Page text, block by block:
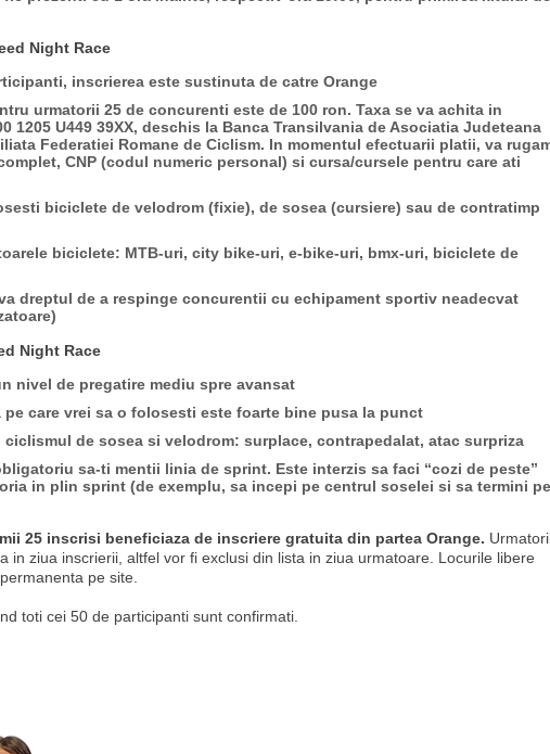
Night Race
inscrierea este sustinuta de catre Orange
urmatorii 25 de concurenti este de 100 ron. Taxa se va achita in
1205 U449 39XX, deschis la Banca Transilvania de Asociatia Judeteana
Federatiei Romane de Ciclism. In momentul efectuarii platii, va
CNP (codul numeric personal) si cursa/cursele pentru care ati
biciclete de velodrom (fixie), de sosea (cursiere) sau de contratimp
biciclete: MTB-uri, city bike-uri, e-bike-uri, bmx-uri, biciclete de
dreptul de a respinge concurentii cu echipament sportiv neadecvat
Night Race
nivel de pregatire mediu spre avansat
care vrei sa o folosesti este foarte bine pusa la punct
ciclismul de sosea si velodrom: surplace, contrapedalat, atac surpriza
sa-ti mentii linia de sprint. Este interzis sa faci “cozi de peste”
in plin sprint (de exemplu, sa incepi pe centrul soselei si sa termini pe
25 inscrisi beneficiaza de inscriere gratuita din partea Orange.
in ziua inscrierii, altfel vor fi exclusi din lista in ziua urmatoare. Locurile libere
pe site.
toti cei 50 de participanti sunt confirmati.